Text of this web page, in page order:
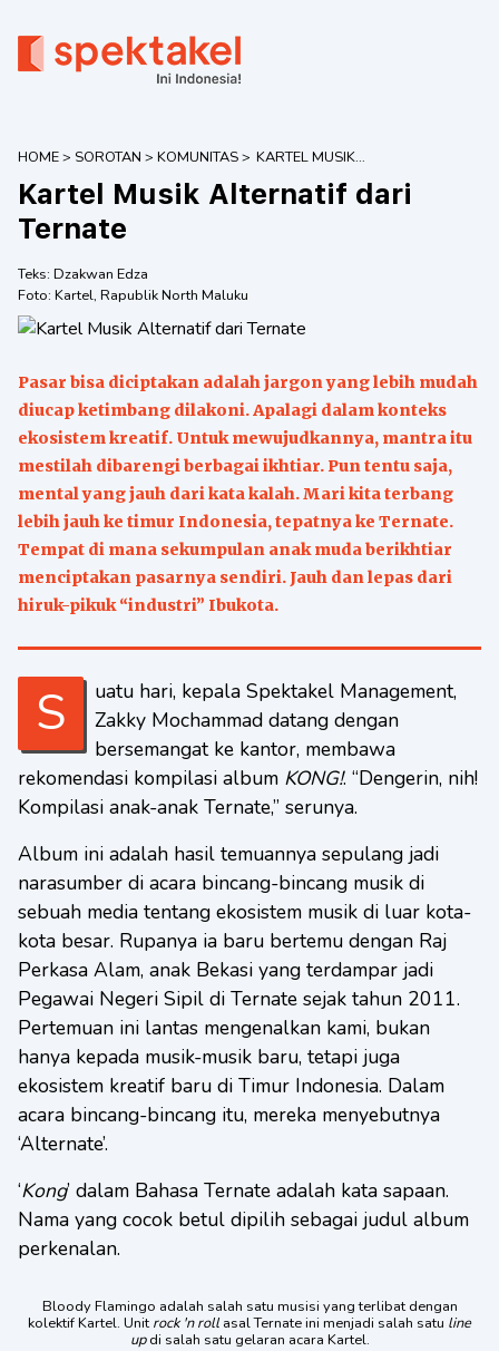
HOME> SOROTAN > KOMUNITAS> KARTEL MUSIK
ALTERNATIF DARI
TERNATE
Kartel Musik Alternatif dari
Ternate
Teks: Dzakwan Edza
Foto: Kartel, Rapublik North Maluku
Pasar bisa diciptakan adalah jargon yang lebih mudah
diucap ketimbang dilakoni. Apalagi dalam konteks
ekosistem kreatif. Untuk mewujudkannya, mantra itu
mestilah dibarengi berbagai ikhtiar. Pun tentu saja,
mental yang jauh dari kata kalah. Mari kita terbang
lebih jauh ke timur Indonesia, tepatnya ke Ternate.
Tempat di mana sekumpulan anak muda berikhtiar
menciptakan pasarnya sendiri. Jauh dan lepas dari
hiruk-pikuk “industri” Ibukota.
Suatu hari, kepala Spektakel Management,
Zakky Mochammad datang dengan
bersemangat ke kantor, membawa
rekomendasi kompilasi album KONG!. “Dengerin, nih!
Kompilasi anak-anak Ternate,” serunya.
Album ini adalah hasil temuannya sepulang jadi
narasumber di acara bincang-bincang musik di
sebuah media tentang ekosistem musik di luar kota-
kota besar. Rupanya ia baru bertemu dengan Raj
Perkasa Alam, anak Bekasi yang terdampar jadi
Pegawai Negeri Sipil di Ternate sejak tahun 2011.
Pertemuan ini lantas mengenalkan kami, bukan
hanya kepada musik-musik baru, tetapi juga
ekosistem kreatif baru di Timur Indonesia. Dalam
acara bincang-bincang itu, mereka menyebutnya
‘Alternate’.
‘Kong’ dalam Bahasa Ternate adalah kata sapaan.
Nama yang cocok betul dipilih sebagai judul album
perkenalan.
Bloody Flamingo adalah salah satu musisi yang terlibat dengan
kolektif Kartel. Unitrock 'n roll asal Ternate ini menjadi salah satu line
updi salah satu gelaran acara Kartel.